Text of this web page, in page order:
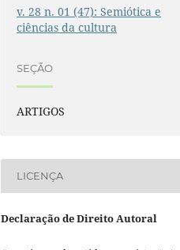
v. 28 n. 01 (47): Semiótica e
ciências da cultura
SEÇÃO
ARTIGOS
LICENÇA
Declaração de Direito Autoral